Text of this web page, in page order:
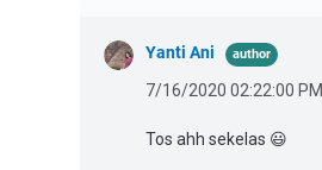
Yanti Ani
7/16/2020 02:22:00 PM
Tos ahh sekelas 😃